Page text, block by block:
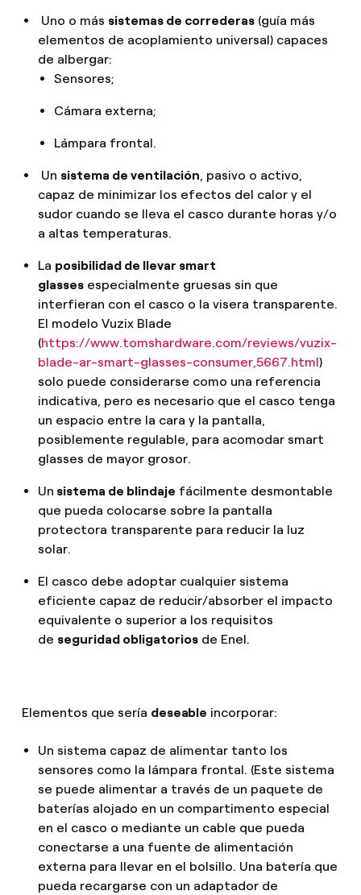
Uno o más sistemas de correderas(guía más
elementos de acoplamiento universal) capaces
de albergar:
Sensores;
Cámara externa;
Lámpara frontal.
Un sistema de ventilación, pasivo o activo,
capaz de minimizar los efectos del calor y el
sudor cuando se lleva el casco durante horas y/o
a altas temperaturas.
La posibilidad de llevar smart
glassesespecialmente gruesas sin que
interfieran con el casco o la visera transparente.
El modelo Vuzix Blade
(https://www.tomshardware.com/reviews/vuzix-
blade-ar-smart-glasses-consumer,5667.html)
solo puede considerarse como una referencia
indicativa, pero es necesario que el casco tenga
un espacio entre la cara y la pantalla,
posiblemente regulable, para acomodar smart
glasses de mayor grosor.
Un sistema de blindaje fácilmente desmontable
que pueda colocarse sobre la pantalla
protectora transparente para reducir la luz
solar.
El casco debe adoptar cualquier sistema
eficiente capaz de reducir/absorber el impacto
equivalente o superior a los requisitos
de seguridad obligatoriosde Enel.
Elementos que sería deseable incorporar:
Un sistema capaz de alimentar tanto los
sensores como la lámpara frontal. (Este sistema
se puede alimentar a través de un paquete de
baterías alojado en un compartimento especial
en el casco o mediante un cable que pueda
conectarse a una fuente de alimentación
externa para llevar en el bolsillo. Una batería que
pueda recargarse con un adaptador de